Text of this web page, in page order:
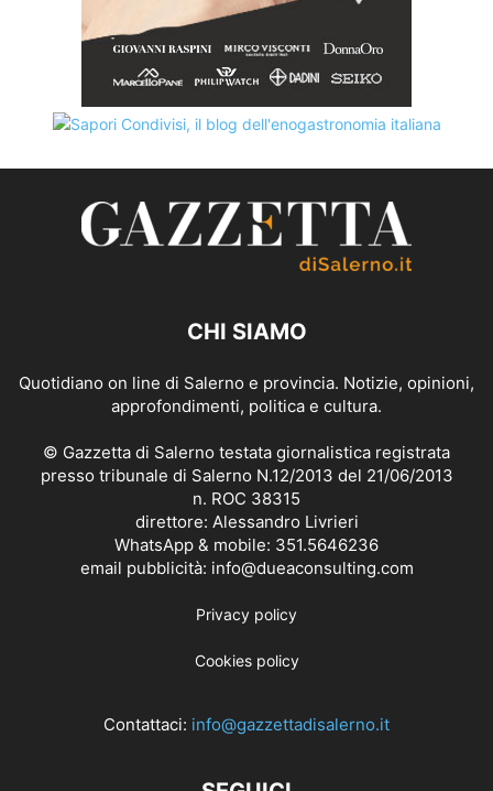
CHI SIAMO
Quotidiano on line di Salerno e provincia. Notizie, opinioni,
approfondimenti, politica e cultura.
© Gazzetta di Salerno testata giornalistica registrata
presso tribunale di Salerno N.12/2013 del 21/06/2013
n. ROC 38315
direttore: Alessandro Livrieri
WhatsApp & mobile: 351.5646236
email pubblicità: info@dueaconsulting.com
Privacy policy
Cookies policy
Contattaci: info@gazzettadisalerno.it